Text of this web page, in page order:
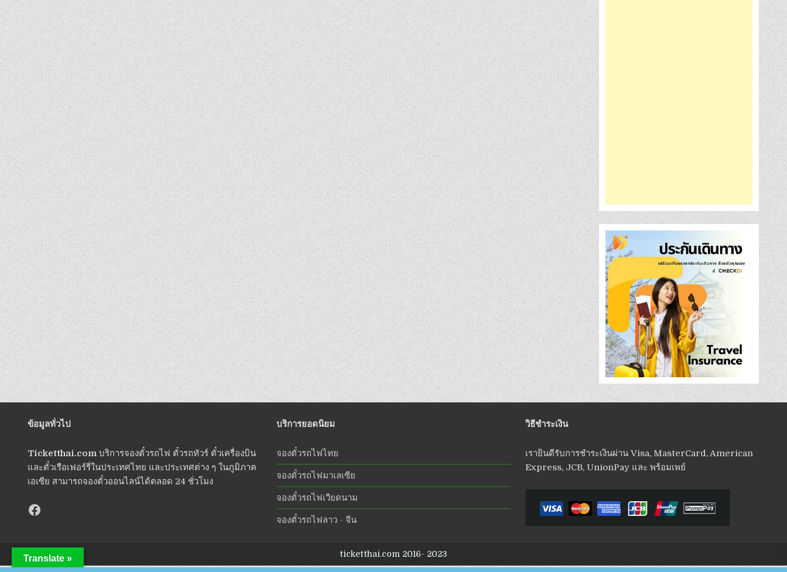
ข้อมูลทั่วไป
Ticketthai.com บริการจองตั๋วรถไฟ ตั๋วรถทัวร์ ตั๋วเครื่องบิน
และตั๋วเรือเฟอร์รี่ในประเทศไทย และประเทศต่าง ๆ ในภูมิภาค
เอเซีย สามารถจองตั๋วออนไลน์ได้ตลอด 24 ชั่วโมง
บริการยอดนิยม
จองตั๋วรถไฟไทย
จองตั๋วรถไฟมาเลเซีย
จองตั๋วรถไฟเวียดนาม
จองตั๋วรถไฟลาว - จีน
วิธีชำระเงิน
เรายินดีรับการชำระเงินผ่าน Visa, MasterCard, American
Express, JCB, UnionPay และ พร้อมเพย์
ticketthai.com 2016- 2023
Translate »